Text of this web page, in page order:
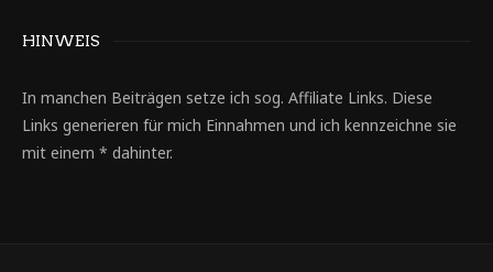
HINWEIS
In manchen Beiträgen setze ich sog. Affiliate Links. Diese
Links generieren für mich Einnahmen und ich kennzeichne sie
mit einem * dahinter.